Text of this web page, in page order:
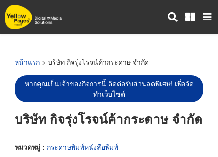
ข้าม
ไป
หน้าแรก > บริษัท กิจรุ่งโรจน์ค้ากระดาษ จำกัด
หากคุณเป็นเจ้าของกิจการนี้ ติดต่อรับส่วนลดพิเศษ! เพื่อจัด
ทำเว็บไซต์
บริษัท กิจรุ่งโรจน์ค้ากระดาษ จำกัด
หมวดหมู่ : กระดาษพิมพ์หนังสือพิมพ์